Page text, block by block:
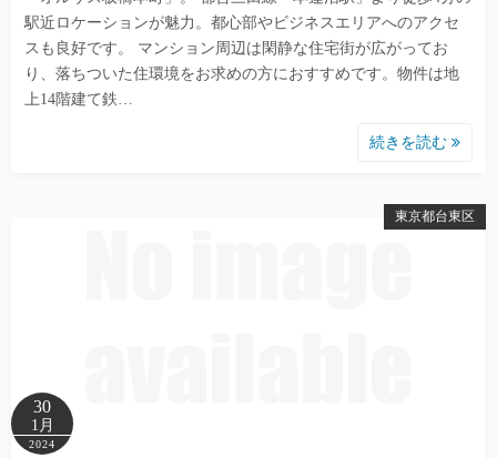
駅近ロケーションが魅力。都心部やビジネスエリアへのアクセ
スも良好です。 マンション周辺は閑静な住宅街が広がってお
り、落ちついた住環境をお求めの方におすすめです。物件は地
上14階建て鉄…
続きを読む
東京都台東区
30
1月
2024